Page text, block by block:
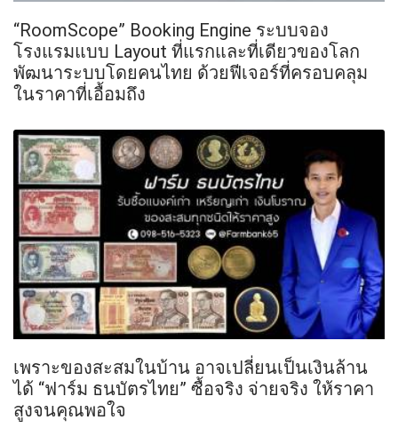
“RoomScope” Booking Engine ระบบจอง
โรงแรมแบบ Layout ที่แรกและที่เดียวของโลก
พัฒนาระบบโดยคนไทย ด้วยฟีเจอร์ที่ครอบคลุม
ในราคาที่เอื้อมถึง
เพราะของสะสมในบ้าน อาจเปลี่ยนเป็นเงินล้าน
ได้ “ฟาร์ม ธนบัตรไทย” ซื้อจริง จ่ายจริง ให้ราคา
สูงจนคุณพอใจ